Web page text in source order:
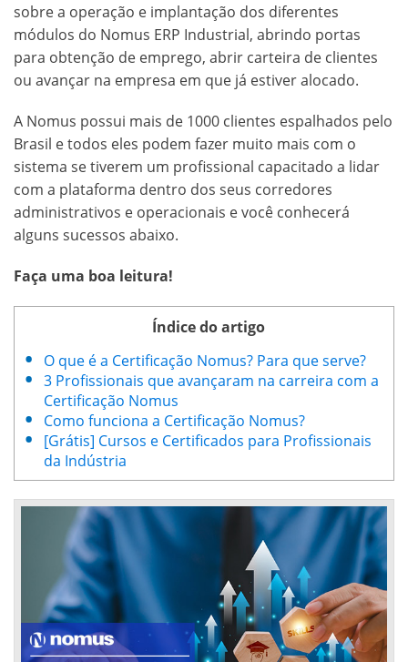
sobre a operação e implantação dos diferentes
módulos do Nomus ERP Industrial, abrindo portas
para obtenção de emprego, abrir carteira de clientes
ou avançar na empresa em que já estiver alocado.
A Nomus possui mais de 1000 clientes espalhados pelo
Brasil e todos eles podem fazer muito mais com o
sistema se tiverem um profissional capacitado a lidar
com a plataforma dentro dos seus corredores
administrativos e operacionais e você conhecerá
alguns sucessos abaixo.
Faça uma boa leitura!
Índice do artigo
O que é a Certificação Nomus? Para que serve?
3 Profissionais que avançaram na carreira com a
Certificação Nomus
Como funciona a Certificação Nomus?
[Grátis] Cursos e Certificados para Profissionais
da Indústria